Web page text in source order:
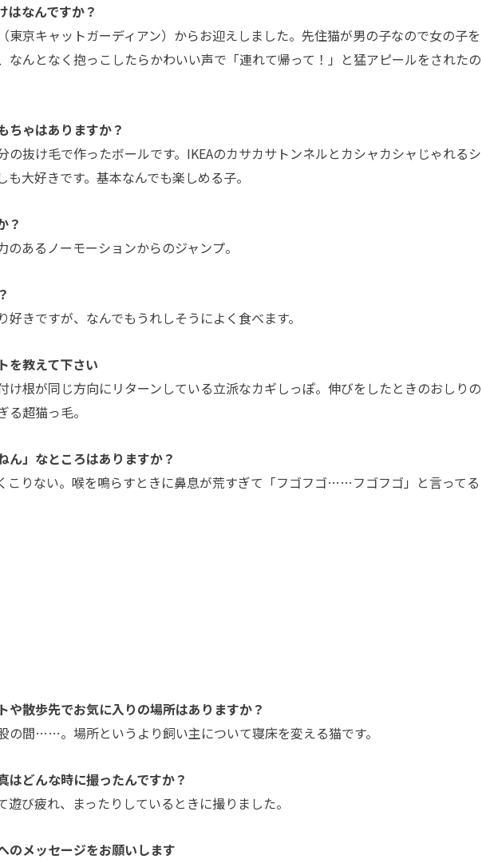
なんですか？
東京キャットガーディアン）からお迎えしました。先住猫が男の子なので女の子を
なんとなく抱っこしたらかわいい声で「連れて帰って！」と猛アピールをされたの
ちゃはありますか？
の抜け毛で作ったボールです。IKEAのカサカサトンネルとカシャカシャじゃれるシ
も大好きです。基本なんでも楽しめる子。
？
のあるノーモーションからのジャンプ。
好きですが、なんでもうれしそうによく食べます。
を教えて下さい
け根が同じ方向にリターンしている立派なカギしっぽ。伸びをしたときのおしりの
る超猫っ毛。
ん」なところはありますか？
こりない。喉を鳴らすときに鼻息が荒すぎて「フゴフゴ……フゴフゴ」と言ってる
散歩先でお気に入りの場所はありますか？
の間……。 場所というより飼い主について寝床を変える猫です。
どんな時に撮ったんですか？
遊び疲れ、まったりしているときに撮りました。
のメッセージをお願いします